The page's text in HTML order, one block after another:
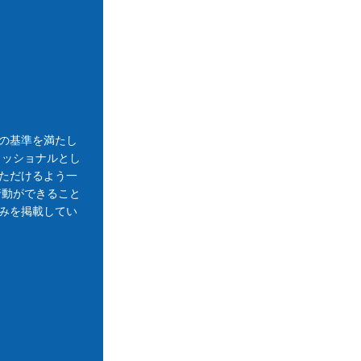
基準を満たし
ショナルとし
だけるよう一
ができること
を掲載してい